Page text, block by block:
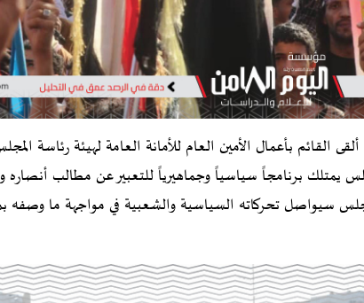
القائم بأعمال الأمين العام للأمانة العامة لهيئة رئاسة
يمتلك برنامجاً سياسياً وجماهيرياً للتعبير عن مطالب
سيواصل تحركاته السياسية والشعبية في مواجهة ما وصفه